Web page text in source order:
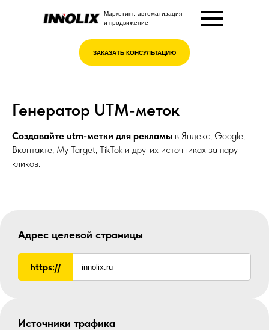
Маркетинг, автоматизация
и продвижение
ЗАКАЗАТЬ КОНСУЛЬТАЦИЮ
Генератор UTM-меток
Создавайте utm-метки для рекламы в Яндекс, Google,
Вконтакте, My Target, TikTok и других источниках за пару
кликов.
Адрес целевой страницы
https://
Источники трафика